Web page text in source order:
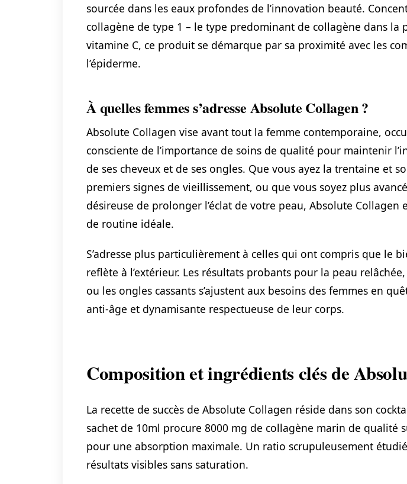
sourcée dans les eaux profondes de l’innovation beauté.
collagène de type 1 – le type predominant de collagène dans la
vitamine C, ce produit se démarque par sa proximité avec les
l’épiderme.
À quelles femmes s’adresse Absolute Collagen ?
Absolute Collagen vise avant tout la femme contemporaine,
consciente de l’importance de soins de qualité pour maintenir
de ses cheveux et de ses ongles. Que vous ayez la trentaine et
premiers signes de vieillissement, ou que vous soyez plus
désireuse de prolonger l’éclat de votre peau, Absolute Collagen
de routine idéale.
S’adresse plus particulièrement à celles qui ont compris que le
reflète à l’extérieur. Les résultats probants pour la peau
ou les ongles cassants s’ajustent aux besoins des femmes en
anti-âge et dynamisante respectueuse de leur corps.
Composition et ingrédients clés de
La recette de succès de Absolute Collagen réside dans son
sachet de 10ml procure 8000 mg de collagène marin de qualité
pour une absorption maximale. Un ratio scrupuleusement
résultats visibles sans saturation.